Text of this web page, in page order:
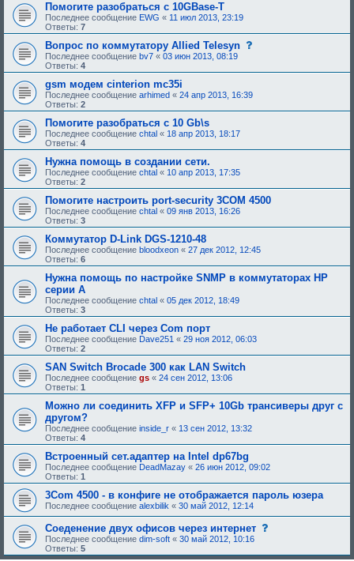
Помогите разобраться с 10GBase-T
Последнее сообщение EWG « 11 июл 2013, 23:19
Ответы: 7
Вопрос по коммутатору Allied Telesyn
б
и
р
щ
е
б
н
Последнее сообщение bv7 « 03 июн 2013, 08:19
Ответы: 4
gsm модем cinterion mc35i
Последнее сообщение arhimed « 24 апр 2013, 16:39
Ответы: 2
Помогите разобраться с 10 Gb\s
Последнее сообщение chtal « 18 апр 2013, 18:17
Ответы: 4
Нужна помощь в создании сети.
Последнее сообщение chtal « 10 апр 2013, 17:35
Ответы: 2
Помогите настроить port-security 3COM 4500
Последнее сообщение chtal « 09 янв 2013, 16:26
Ответы: 3
Коммутатор D-Link DGS-1210-48
Последнее сообщение bloodxeon « 27 дек 2012, 12:45
Ответы: 6
Нужна помощь по настройке SNMP в коммутаторах HP
серии A
Последнее сообщение chtal « 05 дек 2012, 18:49
Ответы: 3
Не работает CLI через Com порт
Последнее сообщение Dave251 « 29 ноя 2012, 06:03
Ответы: 2
SAN Switch Brocade 300 как LAN Switch
Последнее сообщение gs « 24 сен 2012, 13:06
Ответы: 1
Можно ли соединить XFP и SFP+ 10Gb трансиверы друг с
другом?
Последнее сообщение inside_r « 13 сен 2012, 13:32
Ответы: 4
Встроенный сет.адаптер на Intel dp67bg
Последнее сообщение DeadMazay « 26 июн 2012, 09:02
Ответы: 1
3Com 4500 - в конфиге не отображается пароль юзера
Последнее сообщение alexbilik « 30 май 2012, 12:14
Соеденение двух офисов через интернет
б
Последнее сообщение dim-soft « 30 май 2012, 10:16
Ответы: 5